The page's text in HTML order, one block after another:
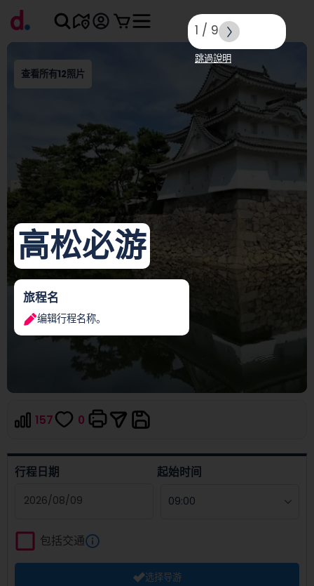
查看所有12照片
高松必游
旅程名
编辑行程名称。
157 0
行程日期 起始时间
forward
to
interact
包括交通
选择导游
1 / 9
跳過說明